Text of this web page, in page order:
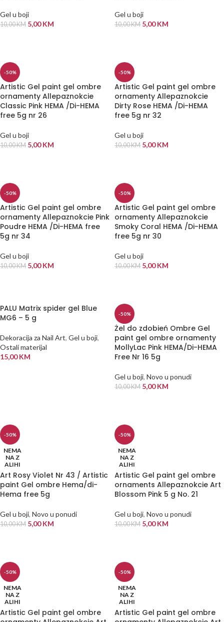
Gel u boji
10,00KM 5,00KM
Gel u boji
10,00KM 5,00KM
-50%
Artistic Gel paint gel ombre
ornamenty Allepaznokcie
Classic Pink HEMA /Di-HEMA
free 5g nr 26
Gel u boji
10,00KM 5,00KM
-50%
Artistic Gel paint gel ombre
ornamenty Allepaznokcie
Dirty Rose HEMA /Di-HEMA
free 5g nr 32
Gel u boji
10,00KM 5,00KM
-50%
Artistic Gel paint gel ombre
ornamenty Allepaznokcie Pink
Poudre HEMA /Di-HEMA free
5g nr 34
Gel u boji
10,00KM 5,00KM
-50%
Artistic Gel paint gel ombre
ornamenty Allepaznokcie
Smoky Coral HEMA /Di-HEMA
free 5g nr 30
Gel u boji
10,00KM 5,00KM
PALU Matrix spider gel Blue
MG6 – 5 g
Dekoracija za Nail Art, Gel u boji,
Ostali materijal
15,00KM
-50%
Żel do zdobień Ombre Gel
paint gel ombre ornamenty
MollyLac Pink HEMA/Di-HEMA
Free Nr 16 5g
Gel u boji, Novo u ponudi
10,00KM 5,00KM
-50%
NEMA
NA Z
ALIHI
Art Rosy Violet Nr 43 / Artistic
paint Gel ombre Hema/di-
Hema free 5g
Gel u boji, Novo u ponudi
10,00KM 5,00KM
-50%
NEMA
NA Z
ALIHI
Artistic Gel paint gel ombre
ornaments Allepaznokcie Art
Blossom Pink 5 g No. 21
Gel u boji, Novo u ponudi
10,00KM 5,00KM
-50%
NEMA
NA Z
ALIHI
Artistic Gel paint gel ombre
-50%
NEMA
NA Z
ALIHI
Artistic Gel paint gel ombre